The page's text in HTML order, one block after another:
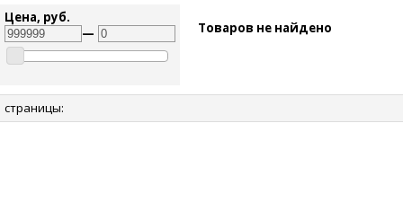
Цена, руб.
—
Товаров не найдено
страницы: